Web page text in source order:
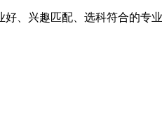
好、兴趣匹配、选科符合的专业